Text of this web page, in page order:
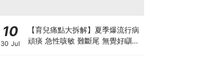
10
30 Jul
【育兒痛點大拆解】夏季爆流行病
頑痰 急性咳敏 難斷尾 無覺好瞓？